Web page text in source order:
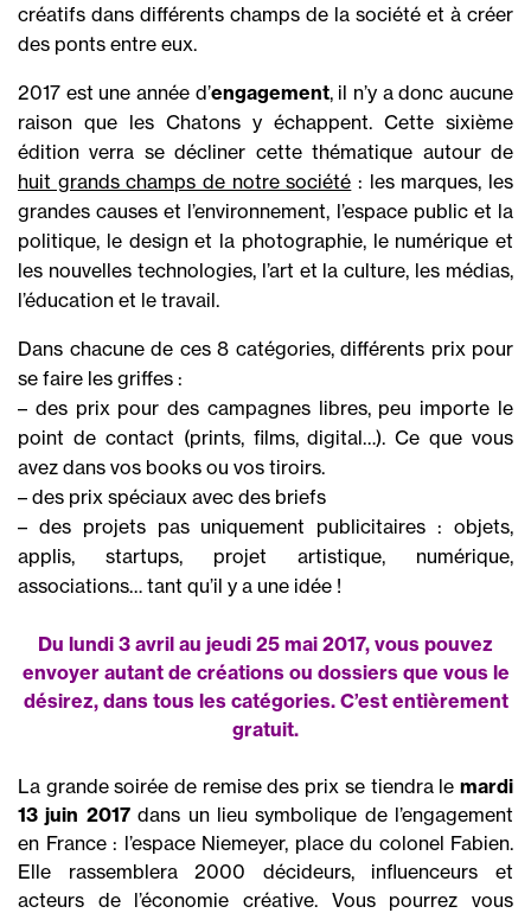
créatifs dans différents champs de la société et à créer
des ponts entre eux.
2017 est une année d’engagement, il n’y a donc aucune
raison que les Chatons y échappent. Cette sixième
édition verra se décliner cette thématique autour de
huit grands champs de notre société : les marques, les
grandes causes et l’environnement, l’espace public et la
politique, le design et la photographie, le numérique et
les nouvelles technologies, l’art et la culture, les médias,
l’éducation et le travail.
Dans chacune de ces 8 catégories, différents prix pour
se faire les griffes :
– des prix pour des campagnes libres, peu importe le
point de contact (prints, films, digital…). Ce que vous
avez dans vos books ou vos tiroirs.
– des prix spéciaux avec des briefs
– des projets pas uniquement publicitaires : objets,
applis, startups, projet artistique, numérique,
associations… tant qu’il y a une idée !
Du lundi 3 avril au jeudi 25 mai 2017, vous pouvez
envoyer autant de créations ou dossiers que vous le
désirez, dans tous les catégories. C’est entièrement
gratuit.
La grande soirée de remise des prix se tiendra le mardi
13 juin 2017dans un lieu symbolique de l’engagement
en France : l’espace Niemeyer, place du colonel Fabien.
Elle rassemblera 2000 décideurs, influenceurs et
acteurs de l’économie créative. Vous pourrez vous